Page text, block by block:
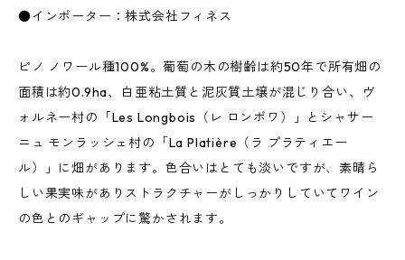
●インポーター：株式会社フィネス
ピノ ノワール種100%。葡萄の木の樹齢は約50年で所有畑の
面積は約0.9ha、白亜粘土質と泥灰質土壌が混じり合い、ヴ
ォルネー村の「Les Longbois（レ ロンボワ）」とシャサー
ニュ モンラッシェ村の「La Platière（ラ プラティエー
ル）」に畑があります。色合いはとても淡いですが、素晴ら
しい果実味がありストラクチャーがしっかりしていてワイン
の色とのギャップに驚かされます。